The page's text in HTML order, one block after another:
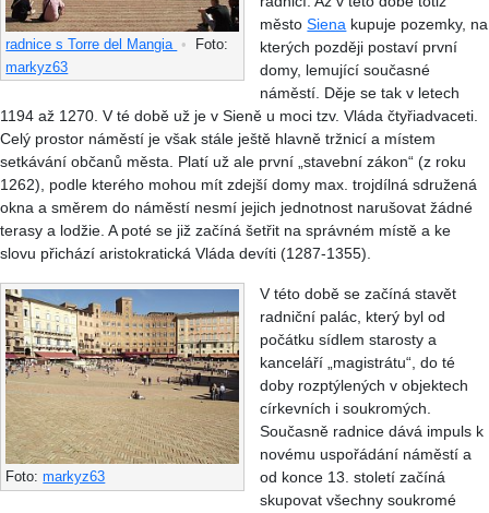
radnice s Torre del Mangia •
Foto:
markyz63
městoSiena kupuje pozemky, na
kterých později postaví první
domy, lemující současné
náměstí. Děje se tak v letech
1194 až 1270. V té době už je v Sieně u moci tzv. Vláda čtyřiadvaceti.
Celý prostor náměstí je však stále ještě hlavně tržnicí a místem
setkávání občanů města. Platí už ale první „stavební zákon“ (z roku
1262), podle kterého mohou mít zdejší domy max. trojdílná sdružená
okna a směrem do náměstí nesmí jejich jednotnost narušovat žádné
terasy a lodžie. A poté se již začíná šetřit na správném místě a ke
slovu přichází aristokratická Vláda devíti (1287-1355).
Foto:markyz63
V této době se začíná stavět
radniční palác, který byl od
počátku sídlem starosty a
kanceláří „magistrátu“, do té
doby rozptýlených v objektech
církevních i soukromých.
Současně radnice dává impuls k
novému uspořádání náměstí a
od konce 13. století začíná
skupovat všechny soukromé